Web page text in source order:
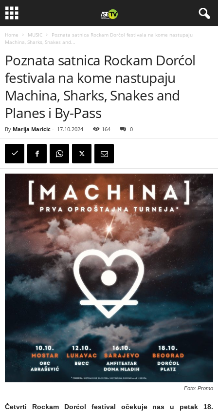
Home MUSIC
Poznata satnica Rockam Dorćol festivala na kome nastupaju
Machina, Sharks, Snakes and...
Poznata satnica Rockam Dorćol
festivala na kome nastupaju
Machina, Sharks, Snakes and
Planes i By-Pass
By Marija Maricic - 17.10.2024 164 0
Foto: Promo
Četvrti Rockam Dorćol festival očekuje nas u petak 18.